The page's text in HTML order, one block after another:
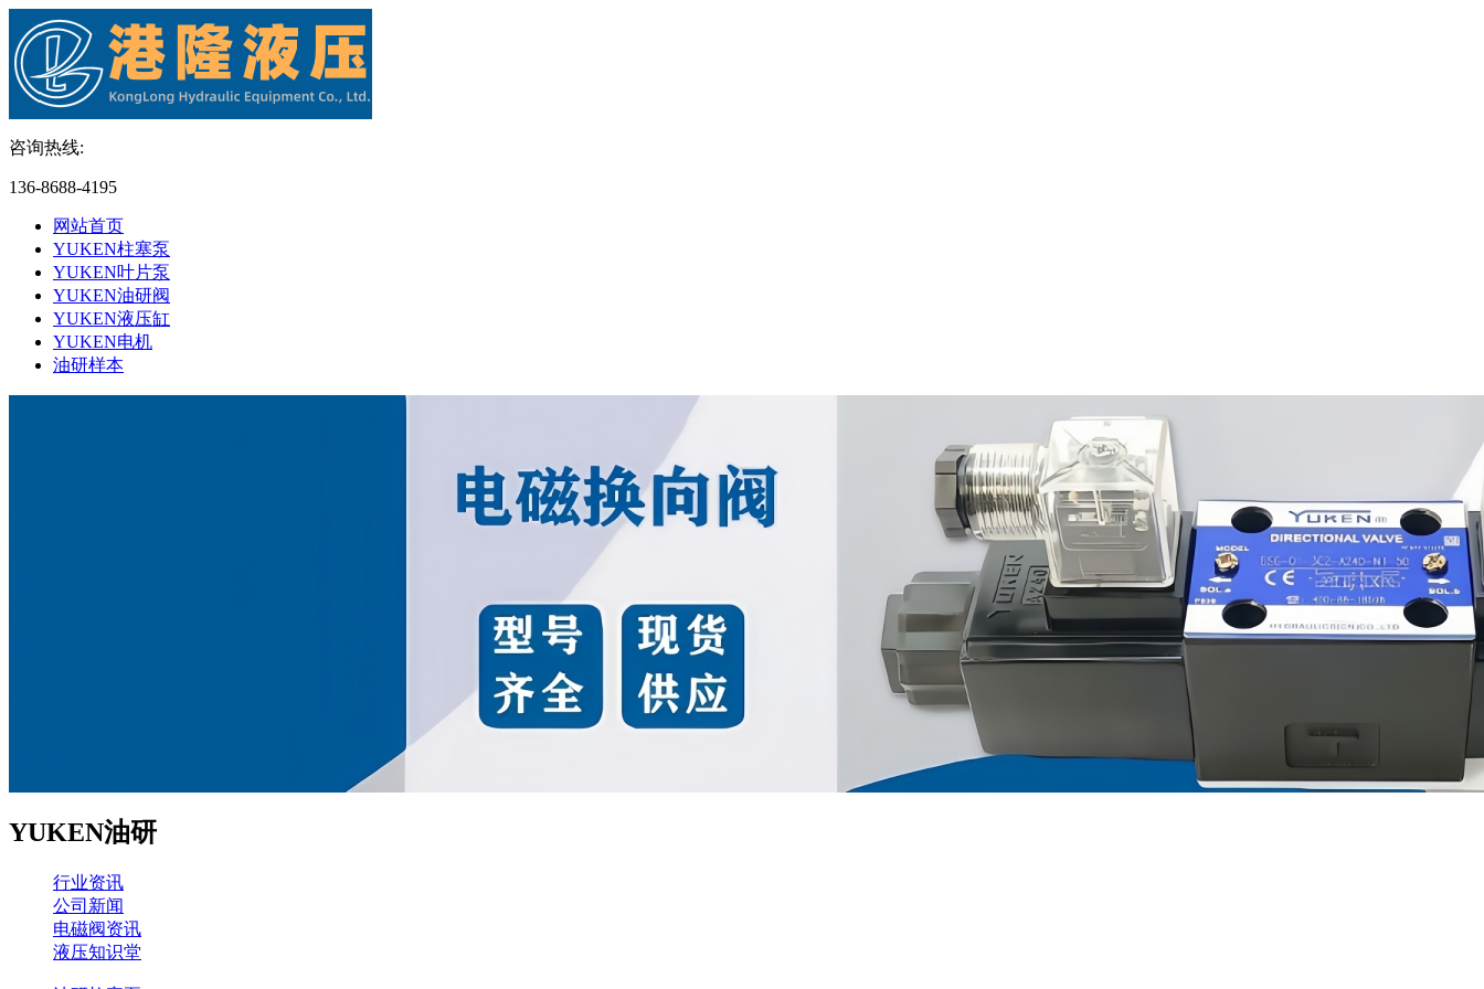
咨询热线:
136-8688-4195
网站首页
YUKEN柱塞泵
YUKEN叶片泵
YUKEN油研阀
YUKEN液压缸
YUKEN电机
油研样本
YUKEN油研
行业资讯
公司新闻
电磁阀资讯
液压知识堂